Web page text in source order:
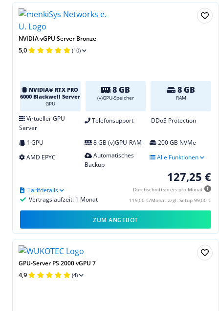
NVIDIA vGPU Server Bronze
5,0 (10)
NVIDIA® RTX PRO
6000 Blackwell Server
GPU
8 GB
(v)GPU-Speicher
8 GB
RAM
Virtueller GPU
Server
Telefonsupport DDoS Protection
1 GPU 8 GB (v)GPU-RAM
200 GB NVMe
AMD EPYC
Automatisches
Backup
Alle Funktionen
127,25 €
Durchschnittspreis pro Monat
119,00 €/Monat zzgl. Setup 99,00 €
Vertragslaufzeit: 1 Monat
Tarifdetails
ZUM ANGEBOT
GPU-Server PS 2000 vGPU 7
4,9 (4)